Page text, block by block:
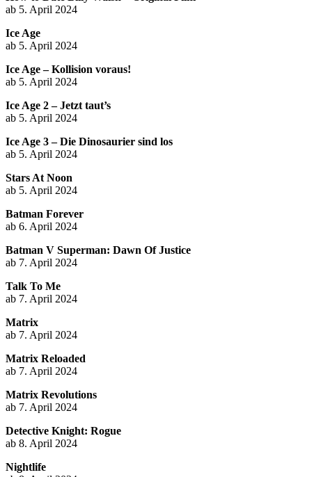
ab 5. April 2024
Ice Age
ab 5. April 2024
Ice Age – Kollision voraus!
ab 5. April 2024
Ice Age 2 – Jetzt taut’s
ab 5. April 2024
Ice Age 3 – Die Dinosaurier sind los
ab 5. April 2024
Stars At Noon
ab 5. April 2024
Batman Forever
ab 6. April 2024
Batman V Superman: Dawn Of Justice
ab 7. April 2024
Talk To Me
ab 7. April 2024
Matrix
ab 7. April 2024
Matrix Reloaded
ab 7. April 2024
Matrix Revolutions
ab 7. April 2024
Detective Knight: Rogue
ab 8. April 2024
Nightlife